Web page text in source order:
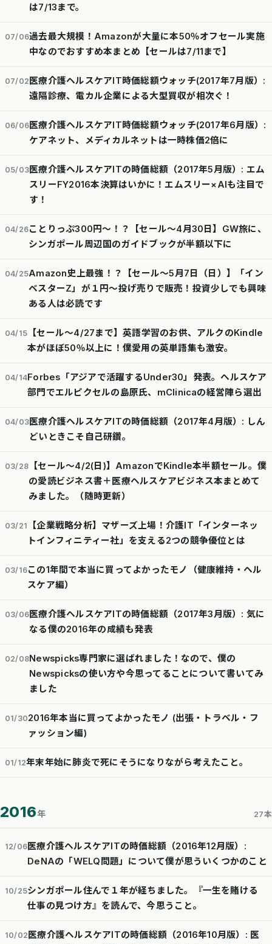
は7/13まで。
07/06過去最大規模！Amazonが大量に本50％オフセール実施
中なのでおすすめ本まとめ【セールは7/11まで】
07/02医療介護ヘルスケアIT時価総額ウォッチ(2017年7月版）:
遠隔診療、電カル企業による大型買収が相次ぐ！
06/06医療介護ヘルスケアIT時価総額ウォッチ(2017年6月版）:
ケアネット、メディカルネットは一時株価2倍に
05/03医療介護ヘルスケアITの時価総額（2017年5月版）: エム
スリーFY2016本決算はいかに！エムスリー×AIも注目で
す！
04/26ことりっぷ300円～！？【セール～4月30日】GW旅に、
シンガポール周辺国のガイドブックが半額以下に
04/25Amazon史上最強！？【セール～5月7日（日）】「イン
ベスターZ」が１円～投げ売りで販売！投資少しでも興味
ある人は必読です
04/15
【セール～4/27まで】英語学習のお供、アルクのKindle
本がほぼ50％以上に！僕愛用の英単語集も激安。
04/14Forbes「アジアで活躍するUnder30」発表。ヘルスケア
部門でエルピクセルの島原氏、mClinicaの経営陣ら選出
04/03医療介護ヘルスケアITの時価総額（2017年4月版）: しん
どいときこそ自己研鑽。
03/28
【セール～4/2(日)】AmazonでKindle本半額セール。僕
の愛読ビジネス書＋医療ヘルスケアビジネス本まとめて
みました。（随時更新）
03/21
【企業戦略分析】マザーズ上場！介護IT「インターネッ
トインフィニティー社」を支える2つの競争優位とは
03/16この1年間で本当に買ってよかったモノ（健康維持・ヘル
スケア編）
03/06医療介護ヘルスケアITの時価総額（2017年3月版）: 気に
なる僕の2016年の成績も発表
02/08Newspicks専門家に選ばれました！なので、僕の
Newspicksの使い方や今思ってることについて書いてみ
ました
01/302016年本当に買ってよかったモノ (出張・トラベル・フ
ァッション編)
01/12年末年始に肺炎で死にそうになりながら考えたこと。
2016年 27本
12/06医療介護ヘルスケアITの時価総額（2016年12月版）:
DeNAの「WELQ問題」について僕が思ういくつかのこと
10/25シンガポール住んで１年が経ちました。『一生を賭ける
仕事の見つけ方』を読んで、今思うこと。
10/02医療介護ヘルスケアITの時価総額（2016年10月版）: 医